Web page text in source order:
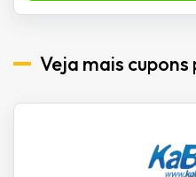
Veja mais cupons